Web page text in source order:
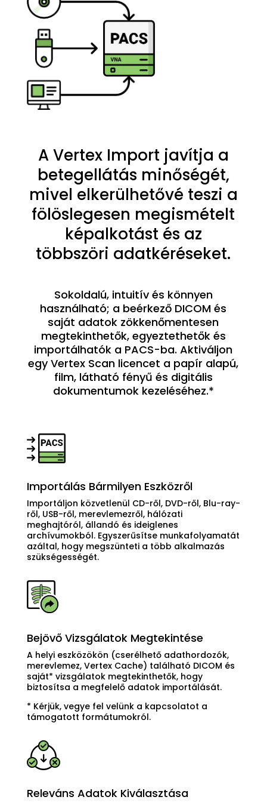
A Vertex Import javítja a
betegellátás minőségét,
mivel elkerülhetővé teszi a
fölöslegesen megismételt
képalkotást és az
többszöri adatkéréseket.
Sokoldalú, intuitív és könnyen
használható; a beérkező DICOM és
saját adatok zökkenőmentesen
megtekinthetők, egyeztethetők és
importálhatók a PACS-ba. Aktiváljon
egy Vertex Scan licencet a papír alapú,
film, látható fényű és digitális
dokumentumok kezeléséhez.*
Importálás Bármilyen Eszközről
Importáljon közvetlenül CD-ről, DVD-ről, Blu-ray-
ről, USB-ről, merevlemezről, hálózati
meghajtóról, állandó és ideiglenes
archívumokból. Egyszerűsítse munkafolyamatát
azáltal, hogy megszünteti a több alkalmazás
szükségességét.
Bejövő Vizsgálatok Megtekintése
A helyi eszközökön (cserélhető adathordozók,
merevlemez, Vertex Cache) található DICOM és
saját* vizsgálatok megtekinthetők, hogy
biztosítsa a megfelelő adatok importálását.
* Kérjük, vegye fel velünk a kapcsolatot a
támogatott formátumokról.
Releváns Adatok Kiválasztása